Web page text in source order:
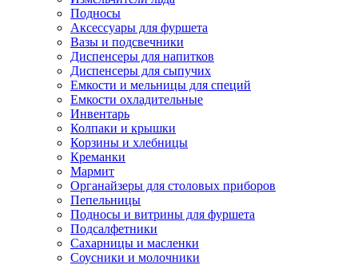
Подносы
Аксессуары для фуршета
Вазы и подсвечники
Диспенсеры для напитков
Диспенсеры для сыпучих
Емкости и мельницы для специй
Емкости охладительные
Инвентарь
Колпаки и крышки
Корзины и хлебницы
Креманки
Мармит
Органайзеры для столовых приборов
Пепельницы
Подносы и витрины для фуршета
Подсалфетники
Сахарницы и масленки
Соусники и молочники